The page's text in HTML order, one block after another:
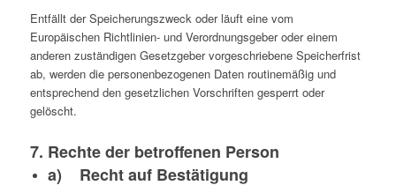
Entfällt der Speicherungszweck oder läuft eine vom
Europäischen Richtlinien- und Verordnungsgeber oder einem
anderen zuständigen Gesetzgeber vorgeschriebene Speicherfrist
ab, werden die personenbezogenen Daten routinemäßig und
entsprechend den gesetzlichen Vorschriften gesperrt oder
gelöscht.
7. Rechte der betroffenen Person
a) Recht auf Bestätigung